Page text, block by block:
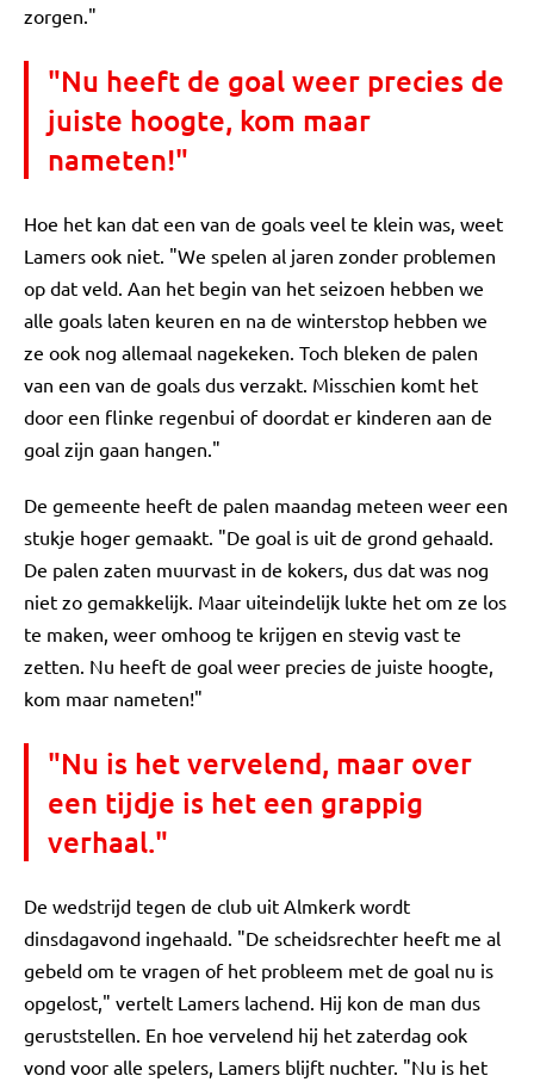
zorgen."
"Nu heeft de goal weer precies de
juiste hoogte, kom maar
nameten!"
Hoe het kan dat een van de goals veel te klein was, weet
Lamers ook niet. "We spelen al jaren zonder problemen
op dat veld. Aan het begin van het seizoen hebben we
alle goals laten keuren en na de winterstop hebben we
ze ook nog allemaal nagekeken. Toch bleken de palen
van een van de goals dus verzakt. Misschien komt het
door een flinke regenbui of doordat er kinderen aan de
goal zijn gaan hangen."
De gemeente heeft de palen maandag meteen weer een
stukje hoger gemaakt. "De goal is uit de grond gehaald.
De palen zaten muurvast in de kokers, dus dat was nog
niet zo gemakkelijk. Maar uiteindelijk lukte het om ze los
te maken, weer omhoog te krijgen en stevig vast te
zetten. Nu heeft de goal weer precies de juiste hoogte,
kom maar nameten!"
"Nu is het vervelend, maar over
een tijdje is het een grappig
verhaal."
De wedstrijd tegen de club uit Almkerk wordt
dinsdagavond ingehaald. "De scheidsrechter heeft me al
gebeld om te vragen of het probleem met de goal nu is
opgelost," vertelt Lamers lachend. Hij kon de man dus
geruststellen. En hoe vervelend hij het zaterdag ook
vond voor alle spelers, Lamers blijft nuchter. "Nu is het